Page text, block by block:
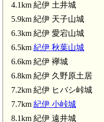
4.1km 紀伊 土井城
5.9km 紀伊 天子山城
6.3km 紀伊 愛宕山城
6.5km 紀伊 秋葉山城
6.6km 紀伊 襷城
6.8km 紀伊 久野原土居
7.2km 紀伊 ヒバシ峠城
7.7km 紀伊 小峠城
8.1km 紀伊 遠井城